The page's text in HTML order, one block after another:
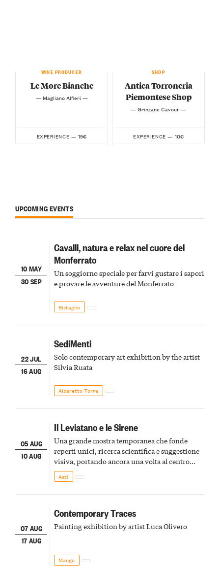
WINE PRODUCER
Le More Bianche
— Magliano Alfieri —
EXPERIENCE — 15€
SHOP
Antica Torroneria
Piemontese Shop
— Grinzane Cavour —
EXPERIENCE — 10€
UPCOMING EVENTS
10 MAY
30 SEP
Cavalli, natura e relax nel cuore del
Monferrato
Un soggiorno speciale per farvi gustare i sapori
e provare le avventure del Monferrato
Bistagno
22 JUL
16 AUG
SediMenti
Solo contemporary art exhibition by the artist
Silvia Ruata
Albaretto Torre
05 AUG
10 AUG
Il Leviatano e le Sirene
Una grande mostra temporanea che fonde
reperti unici, ricerca scientifica e suggestione
visiva, portando ancora una volta al centro
della scena le meraviglie del passato astigiano
Asti
07 AUG
17 AUG
Contemporary Traces
Painting exhibition by artist Luca Olivero
Mango